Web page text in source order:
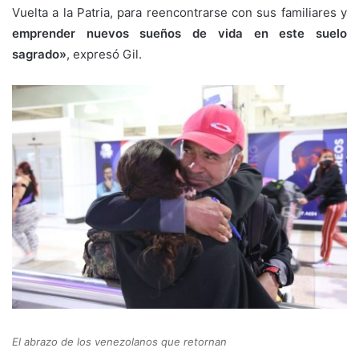
Vuelta a la Patria, para reencontrarse con sus familiares y
emprender nuevos sueños de vida en este suelo
sagrado», expresó Gil.
El abrazo de los venezolanos que retornan